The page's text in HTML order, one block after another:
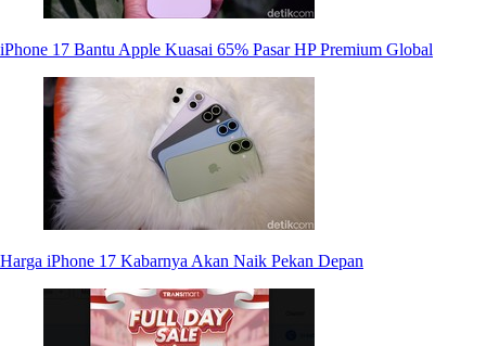
iPhone 17 Bantu Apple Kuasai 65% Pasar HP Premium Global
Harga iPhone 17 Kabarnya Akan Naik Pekan Depan